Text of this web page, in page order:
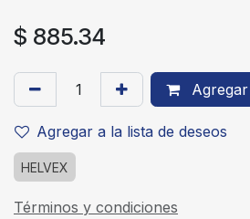
$ 885.34
Agregar a la lista de deseos
HELVEX
Términos y condiciones